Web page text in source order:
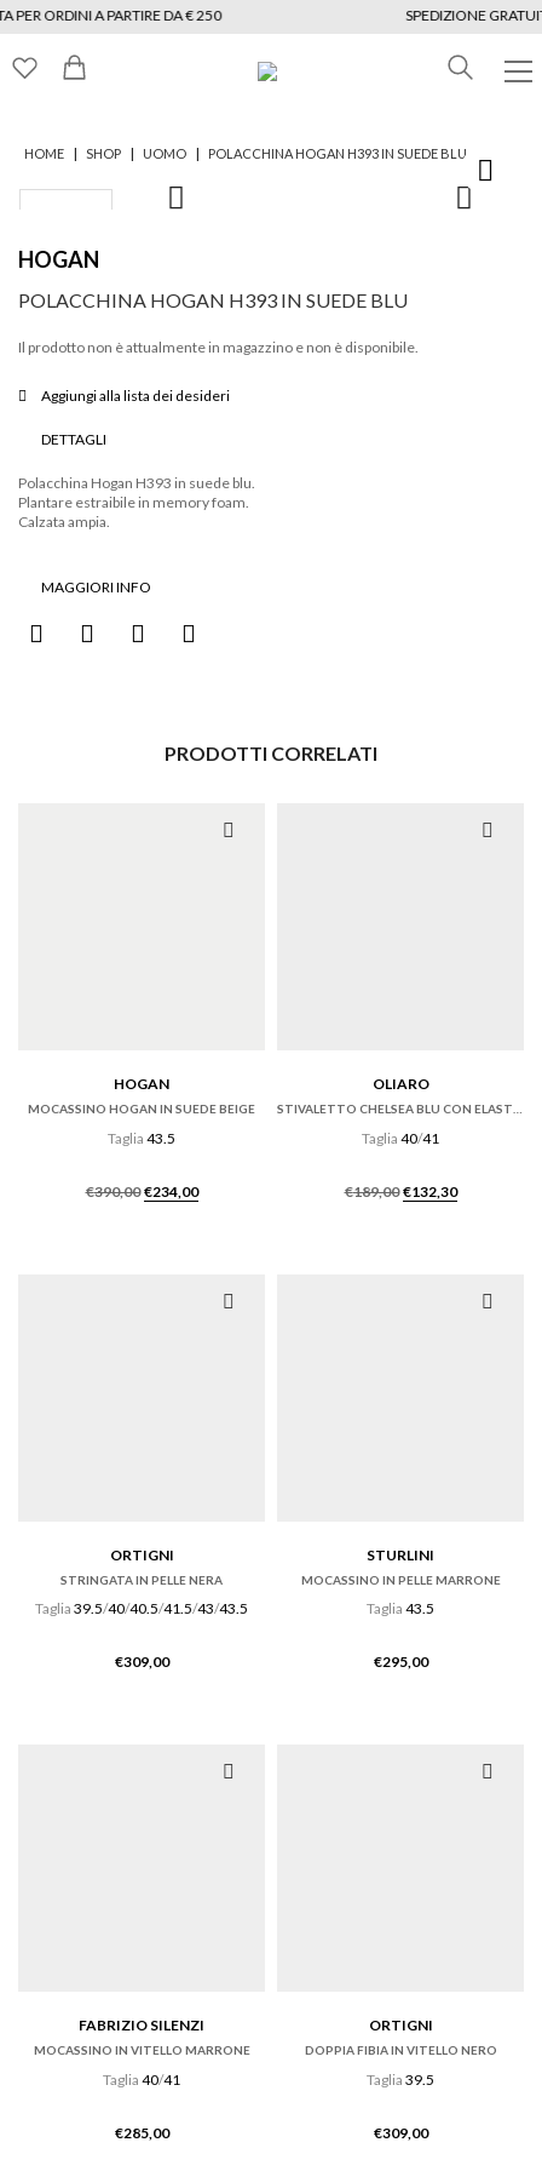
PER ORDINI A PARTIRE DA € 250 SPEDIZIONE
HOME | SHOP | UOMO | POLACCHINA HOGAN H393 IN SUEDE BLU
HOGAN
POLACCHINA HOGAN H393 IN SUEDE BLU
Il prodotto non è attualmente in magazzino e non è disponibile.
Aggiungi alla lista dei desideri
DETTAGLI
Polacchina Hogan H393 in suede blu.
Plantare estraibile in memory foam.
Calzata ampia.
MAGGIORI INFO
PRODOTTI CORRELATI
HOGAN
MOCASSINO HOGAN IN SUEDE BEIGE
Taglia 43.5
€390,00 Il
€234,00Il
OLIARO
STIVALETTO CHELSEA BLU CON ELASTICI LATERALI
Taglia 40/41
€189,00 Il
€132,30Il
ORTIGNI
STRINGATA IN PELLE NERA
Taglia 39.5/40/40.5/41.5/43/43.5
€309,00
STURLINI
MOCASSINO IN PELLE MARRONE
Taglia 43.5
€295,00
FABRIZIO SILENZI
MOCASSINO IN VITELLO MARRONE
Taglia 40/41
€285,00
ORTIGNI
DOPPIA FIBIA IN VITELLO NERO
Taglia 39.5
€309,00